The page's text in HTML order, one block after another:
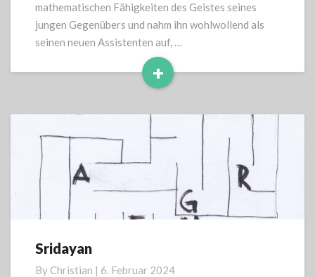
mathematischen Fähigkeiten des Geistes seines
jungen Gegenübers und nahm ihn wohlwollend als
seinen neuen Assistenten auf, …
+
Read
Sridayan
Sridayan
By Christian | 6. Februar 2024